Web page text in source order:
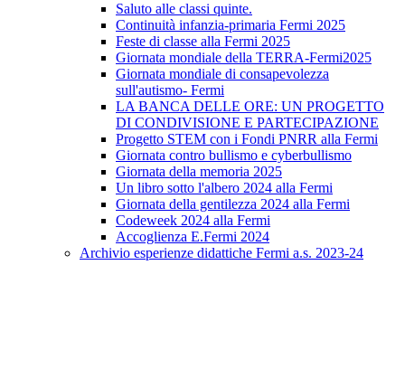
Saluto alle classi quinte.
Continuità infanzia-primaria Fermi 2025
Feste di classe alla Fermi 2025
Giornata mondiale della TERRA-Fermi2025
Giornata mondiale di consapevolezza
sull'autismo- Fermi
LA BANCA DELLE ORE: UN PROGETTO
DI CONDIVISIONE E PARTECIPAZIONE
Progetto STEM con i Fondi PNRR alla Fermi
Giornata contro bullismo e cyberbullismo
Giornata della memoria 2025
Un libro sotto l'albero 2024 alla Fermi
Giornata della gentilezza 2024 alla Fermi
Codeweek 2024 alla Fermi
Accoglienza E.Fermi 2024
Archivio esperienze didattiche Fermi a.s. 2023-24